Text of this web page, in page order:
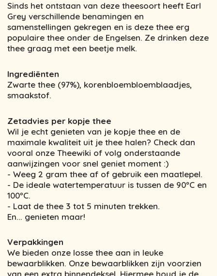
Sinds het ontstaan van deze theesoort heeft Earl
Grey verschillende benamingen en
samenstellingen gekregen en is deze thee erg
populaire thee onder de Engelsen. Ze drinken deze
thee graag met een beetje melk.
Ingrediënten
Zwarte thee (97%), korenbloembloemblaadjes,
smaakstof.
Zetadvies per kopje thee
Wil je echt genieten van je kopje thee en de
maximale kwaliteit uit je thee halen? Check dan
vooral onze Theewiki of volg onderstaande
aanwijzingen voor snel geniet moment :)
- Weeg 2 gram thee af of gebruik een maatlepel.
- De ideale watertemperatuur is tussen de 90ºC en
100ºC.
- Laat de thee 3 tot 5 minuten trekken.
En... genieten maar!
Verpakkingen
We bieden onze losse thee aan in leuke
bewaarblikken. Onze bewaarblikken zijn voorzien
van een extra binnendeksel. Hiermee houd je de